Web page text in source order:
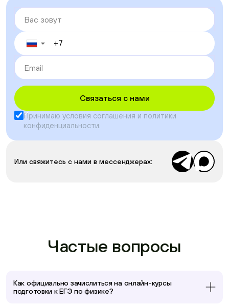
▼
Связаться с нами
Принимаю условия соглашения и политики
конфиденциальности
Или свяжитесь с нами в мессенджерах:
Частые вопросы
Как официально зачислиться на онлайн-курсы
подготовки к ЕГЭ по физике?